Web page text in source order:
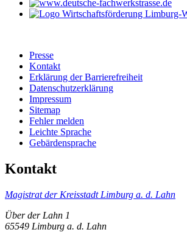
Presse
Kontakt
Erklärung der Barrierefreiheit
Datenschutzerklärung
Impressum
Sitemap
Fehler melden
Leichte Sprache
Gebärdensprache
Kontakt
Magistrat der Kreisstadt Limburg a. d. Lahn
Über der Lahn 1
65549 Limburg a. d. Lahn